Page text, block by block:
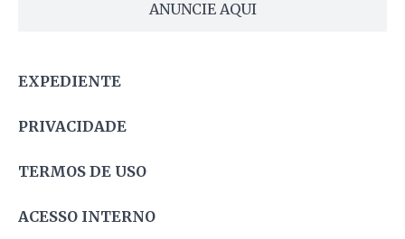
ANUNCIE AQUI
EXPEDIENTE
PRIVACIDADE
TERMOS DE USO
ACESSO INTERNO